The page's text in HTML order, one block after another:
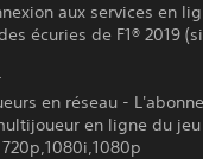
aux services en
écuries de F1® 2019
en réseau -
en ligne du
720p,1080i,1080p